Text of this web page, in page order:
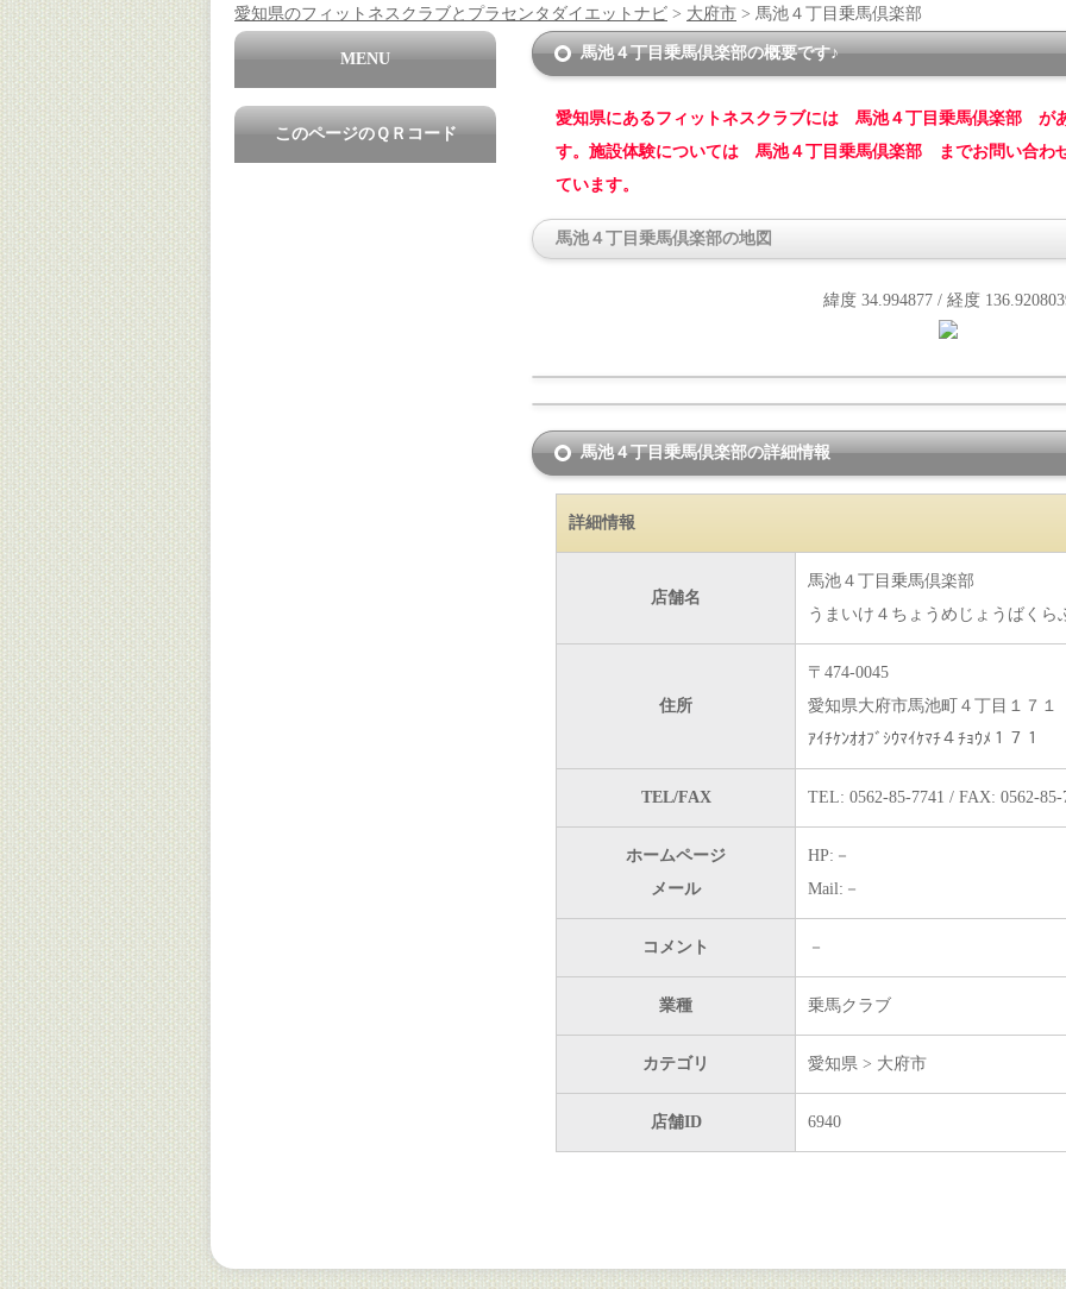
愛知県のフィットネスクラブとプラセンタダイエットナビ > 大府市 > 馬池４丁目乗馬倶楽部
馬池４丁目乗馬倶楽部の概要です♪
愛知県にあるフィットネスクラブには 馬池４丁目乗馬倶楽部 が
す。施設体験については 馬池４丁目乗馬倶楽部 までお問い合わ
ています。
馬池４丁目乗馬倶楽部の地図
緯度 34.994877 / 経度
馬池４丁目乗馬倶楽部の詳細情報
詳細情報
店舗名
馬池４丁目乗馬倶楽部
うまいけ４ちょうめじょうばくら
住所
〒474-0045
愛知県大府市馬池町４丁目１７１
ｱｲﾁｹﾝｵｵﾌﾞｼｳﾏｲｹﾏﾁ４ﾁｮｳﾒ１７１
TEL/FAX TEL: 0562-85-7741 / FAX: 0562-85-
ホームページ
メール
HP:－
Mail:－
コメント －
業種 乗馬クラブ
カテゴリ 愛知県 > 大府市
店舗ID 6940
MENU
このページのＱＲコード